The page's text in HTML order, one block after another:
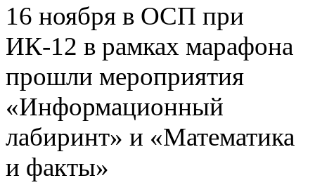
16 ноября в ОСП при
ИК-12 в рамках марафона
прошли мероприятия
«Информационный
лабиринт» и «Математика
и факты»